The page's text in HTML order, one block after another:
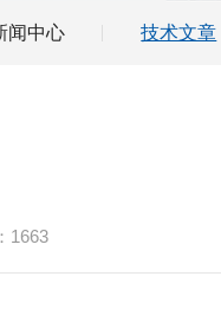
闻中心 技术文章
1663